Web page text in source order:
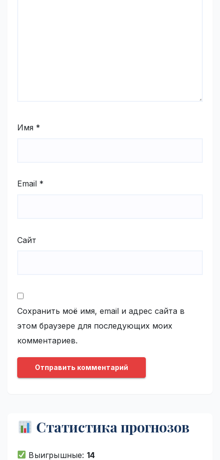
Имя *
Email *
Сайт
Сохранить моё имя, email и адрес сайта в
этом браузере для последующих моих
комментариев.
Статистика прогнозов
Выигрышные: 14